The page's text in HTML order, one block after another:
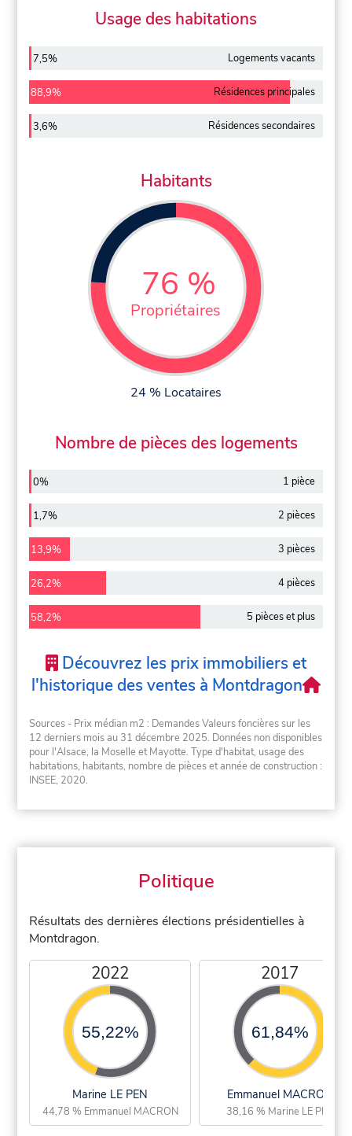
Usage des habitations
7,5% Logements vacants
88,9% Résidences principales
3,6% Résidences secondaires
Habitants
76 %
Propriétaires
24 % Locataires
Nombre de pièces des logements
0% 1 pièce
1,7% 2 pièces
13,9% 3 pièces
26,2% 4 pièces
58,2% 5 pièces et plus
Découvrez les prix immobiliers et
l'historique des ventes à Montdragon
Sources - Prix médian m2 : Demandes Valeurs foncières sur les
12 derniers mois au 31 décembre 2025. Données non disponibles
pour l'Alsace, la Moselle et Mayotte. Type d'habitat, usage des
habitations, habitants, nombre de pièces et année de construction :
INSEE, 2020.
Politique
Résultats des dernières élections présidentielles à
Montdragon.
2022
55,22%
Marine LE PEN
44,78 % Emmanuel MACRON
2017
61,84%
Emmanuel MACRON
38,16 % Marine LE PEN